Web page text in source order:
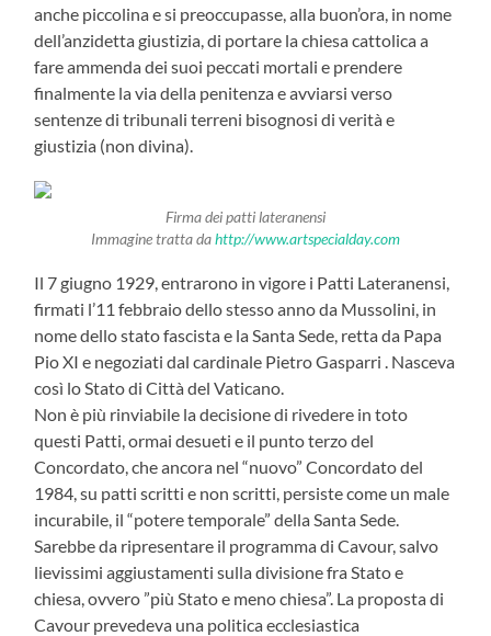
anche piccolina e si preoccupasse, alla buon’ora, in nome
dell’anzidetta giustizia, di portare la chiesa cattolica a
fare ammenda dei suoi peccati mortali e prendere
finalmente la via della penitenza e avviarsi verso
sentenze di tribunali terreni bisognosi di verità e
giustizia (non divina).
Firma dei patti lateranensi
Immagine tratta dahttp://www.artspecialday.com
Il 7 giugno 1929, entrarono in vigore i Patti Lateranensi,
firmati l’11 febbraio dello stesso anno da Mussolini, in
nome dello stato fascista e la Santa Sede, retta da Papa
Pio XI e negoziati dal cardinale Pietro Gasparri . Nasceva
così lo Stato di Città del Vaticano.
Non è più rinviabile la decisione di rivedere in toto
questi Patti, ormai desueti e il punto terzo del
Concordato, che ancora nel “nuovo” Concordato del
1984, su patti scritti e non scritti, persiste come un male
incurabile, il “potere temporale” della Santa Sede.
Sarebbe da ripresentare il programma di Cavour, salvo
lievissimi aggiustamenti sulla divisione fra Stato e
chiesa, ovvero ”più Stato e meno chiesa”. La proposta di
Cavour prevedeva una politica ecclesiastica